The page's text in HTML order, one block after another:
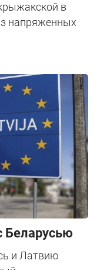
в
напряженных
Беларусью
и Латвию